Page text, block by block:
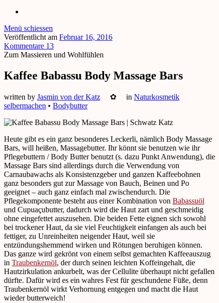
Menü schiessen
Veröffentlicht am Februar 16, 2016
Kommentare 13
Zum Massieren und Wohlfühlen
Kaffee Babassu Body Massage Bars
written by Jasmin von der Katz ✿ in Naturkosmetik
selbermachen • Bodybutter
Heute gibt es ein ganz besonderes Leckerli, nämlich Body Massage
Bars, will heißen, Massagebutter. Ihr könnt sie benutzen wie ihr
Pflegebuttern / Body Butter benutzt (s. dazu Punkt Anwendung), die
Massage Bars sind allerdings durch die Verwendung von
Carnaubawachs als Konsistenzgeber und ganzen Kaffeebohnen
ganz besonders gut zur Massage von Bauch, Beinen und Po
geeignet – auch ganz einfach mal zwischendurch. Die
Pflegekomponente besteht aus einer Kombination von Babassuöl
und Cupuaçubutter, dadurch wird die Haut zart und geschmeidig
ohne eingefettet auszusehen. Die beiden Fette eignen sich sowohl
bei trockener Haut, da sie viel Feuchtigkeit einfangen als auch bei
fettiger, zu Unreinheiten neigender Haut, weil sie
entzündungshemmend wirken und Rötungen beruhigen können.
Das ganze wird gekrönt von einem selbst gemachten Kaffeeauszug
in Traubenkernöl, der durch seinen leichten Koffeingehalt, die
Hautzirkulation ankurbelt, was der Cellulite überhaupt nicht gefallen
dürfte. Dafür wird es ein wahres Fest für geschundene Füße, denn
Traubenkernöl wirkt Verhornung entgegen und macht die Haut
wieder butterweich!